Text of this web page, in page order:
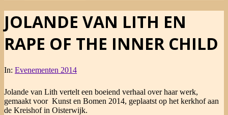
JOLANDE VAN LITH EN
RAPE OF THE INNER CHILD
In: Evenementen 2014
Jolande van Lith vertelt een boeiend verhaal over haar werk,
gemaakt voor Kunst en Bomen 2014, geplaatst op het kerkhof aan
de Kreishof in Oisterwijk.